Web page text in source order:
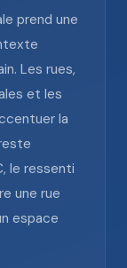
prend une
Les rues,
et les
la
le ressenti
une rue
espace